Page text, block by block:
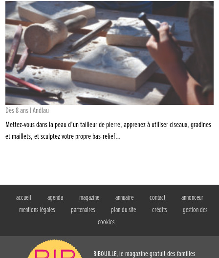
Dès 8 ans | Andlau
Mettez-vous dans la peau d’un tailleur de pierre, apprenez à utiliser ciseaux, gradines
et maillets, et sculptez votre propre bas-relief…
accueil agenda magazine annuaire contact
annonceur
mentions légales
partenaires plan du site crédits
gestion des
cookies
BIBOUILLE, le magazine gratuit des familles